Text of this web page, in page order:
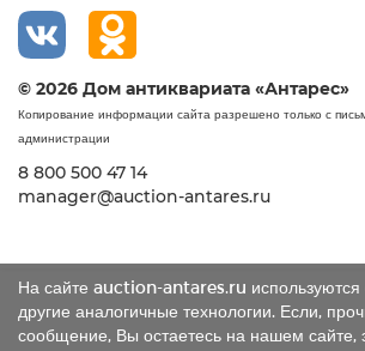
На сайте auction-antares.ru
другие аналогичные технологии. Если,
сообщение, Вы остаетесь на нашем сайте,
© 2026 Дом антиквариата «Антарес»
Копирование информации сайта разрешено только с
администрации
8 800 500 47 14
manager@auction-antares.ru